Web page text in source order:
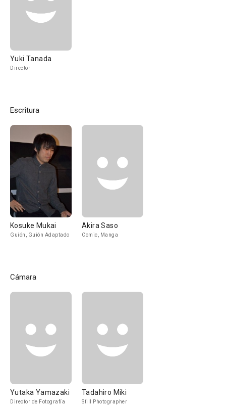
Yuki Tanada
Director
Escritura
Kosuke Mukai
Guión, Guión Adaptado
Akira Saso
Comic, Manga
Cámara
Yutaka Yamazaki
Director de Fotografía
Tadahiro Miki
Still Photographer